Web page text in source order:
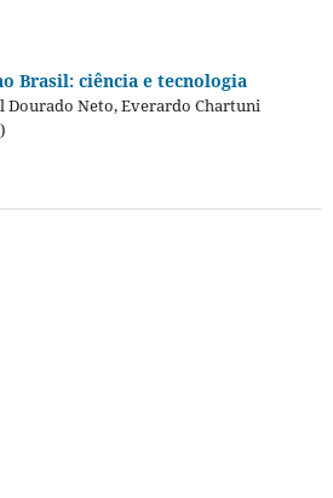
Brasil: ciência e tecnologia
Dourado Neto, Everardo Chartuni